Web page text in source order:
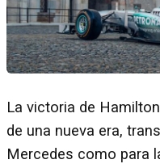
La victoria de
de una nueva era,
Mercedes como para